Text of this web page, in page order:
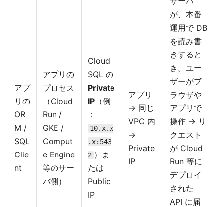
アプ
リの
OR
M /
SQL
Clie
nt
アプリの
プロセス
（Cloud
Run /
GKE /
Comput
e Engine
等のサー
バ側）
Cloud
SQL の
Private
IP （例
：
10.x.x
.x:543
2 ）ま
たは
Public
IP
アプリ
→ 同じ
VPC 内
→
Private
IP
が、本番
運用で DB
を読み書
きすると
き。ユー
ザーがブ
ラウザや
アプリで
操作 → リ
クエスト
が Cloud
Run 等に
デプロイ
された
API に届